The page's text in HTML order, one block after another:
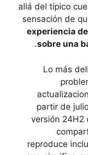
allá del típico
sensación de
experiencia
sobre una
.
Lo más
partir de
versión 24H2
reproduce